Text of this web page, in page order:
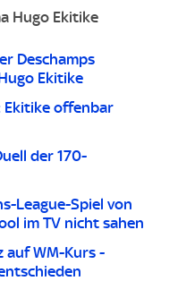
Hugo Ekitike
Deschamps
Ekitike
Ekitike offenbar
der 170-
League-Spiel von
im TV nicht sahen
auf WM-Kurs -